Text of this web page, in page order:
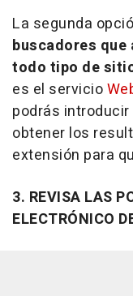
La segunda
buscadores
todo tipo de
es el servicio
podrás
obtener los
extensión para
3. REVISA LAS
ELECTRÓNICO